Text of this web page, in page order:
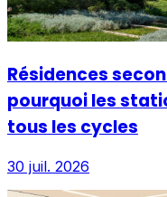
Résidences
pourquoi les
tous les cycles
30 juil. 2026